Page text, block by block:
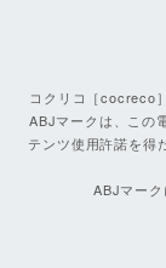
コクリコ［cocreco
ABJマークは、この
テンツ使用許諾を得
ABJマーク